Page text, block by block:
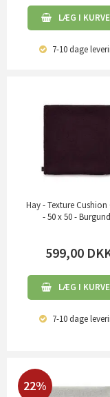
LÆG I
7-10 dage
Hay - Texture Cushion
- 50 x 50 -
599,00
LÆG I
7-10 dage
22%